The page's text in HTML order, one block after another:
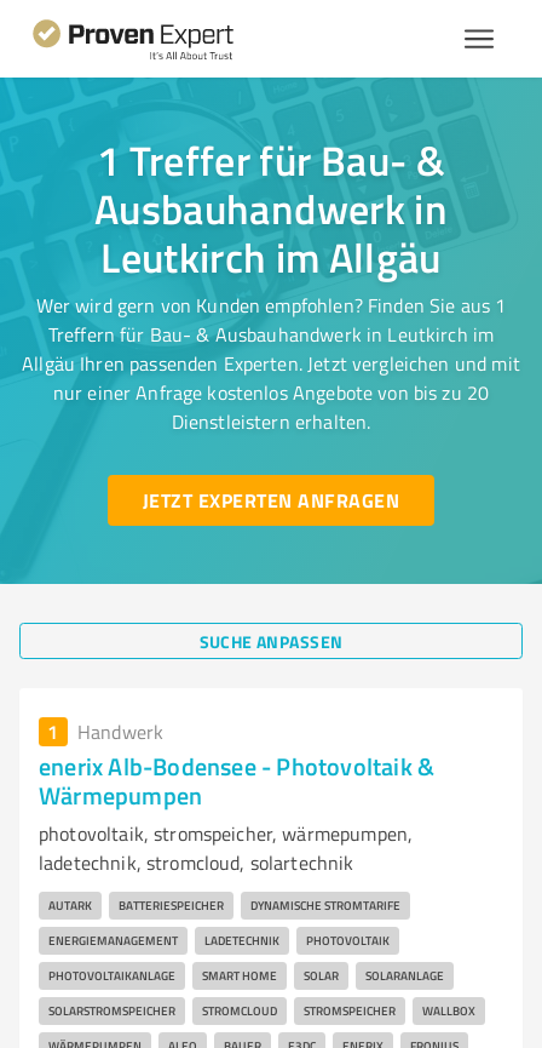
1 Treffer für Bau- &
Ausbauhandwerk in
Leutkirch im Allgäu
Wer wird gern von Kunden empfohlen? Finden Sie aus 1
Treffern für Bau- & Ausbauhandwerk in Leutkirch im
Allgäu Ihren passenden Experten. Jetzt vergleichen und mit
nur einer Anfrage kostenlos Angebote von bis zu 20
Dienstleistern erhalten.
JETZT EXPERTEN ANFRAGEN
SUCHE ANPASSEN
1 Handwerk
enerix Alb-Bodensee - Photovoltaik &
Wärmepumpen
photovoltaik, stromspeicher, wärmepumpen,
ladetechnik, stromcloud, solartechnik
AUTARK BATTERIESPEICHER DYNAMISCHE STROMTARIFE
ENERGIEMANAGEMENT LADETECHNIK PHOTOVOLTAIK
PHOTOVOLTAIKANLAGE SMART HOME SOLAR SOLARANLAGE
SOLARSTROMSPEICHER STROMCLOUD STROMSPEICHER WALLBOX